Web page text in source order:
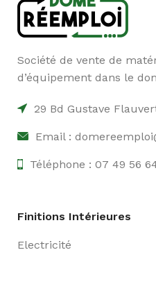
Société de vente de
d’équipement dans le
29 Bd Gustave
Email :
Téléphone : 07 49 56
Finitions Intérieures
Electricité